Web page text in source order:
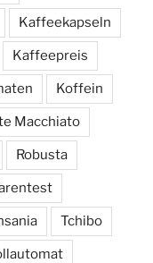
Kaffeekapseln
Kaffeepreis
Koffein
Macchiato
Robusta
Tchibo